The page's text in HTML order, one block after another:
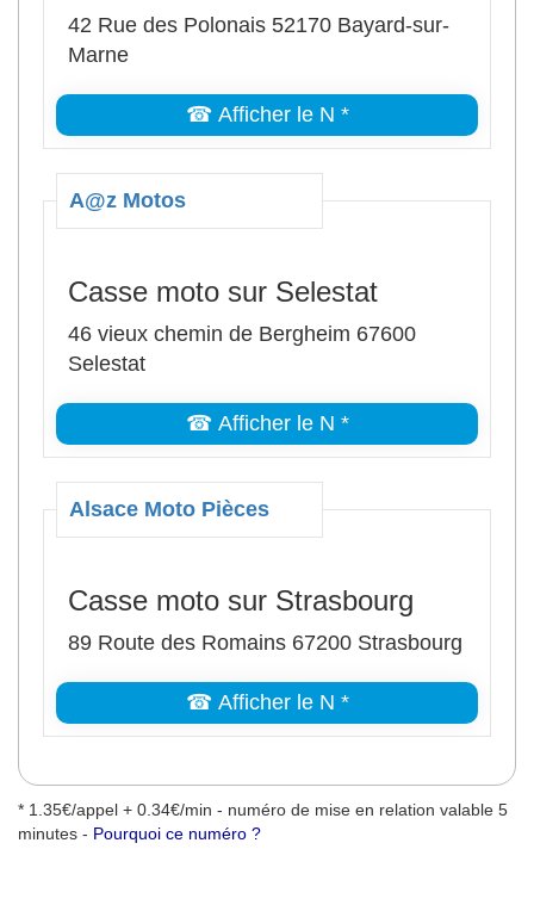
42 Rue des Polonais 52170 Bayard-sur-
Marne
☎ Afficher le N *
A@z Motos
Casse moto sur Selestat
46 vieux chemin de Bergheim 67600
Selestat
☎ Afficher le N *
Alsace Moto Pièces
Casse moto sur Strasbourg
89 Route des Romains 67200 Strasbourg
☎ Afficher le N *
* 1.35€/appel + 0.34€/min - numéro de mise en relation valable 5
minutes - Pourquoi ce numéro ?